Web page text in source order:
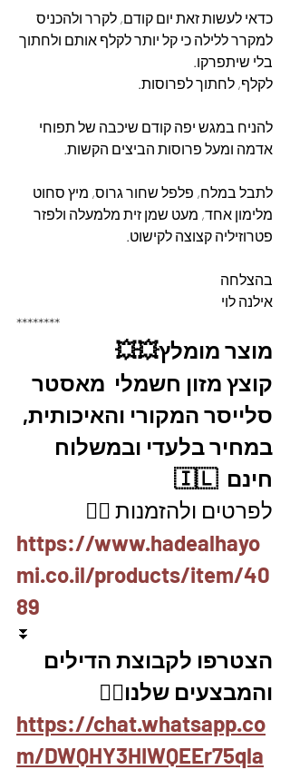
כדאי לעשות זאת יום קודם, לקרר ולהכניס
למקרר ללילה כי קל יותר לקלף אותם ולחתוך
בלי שיתפרקו.
לקלף, לחתוך לפרוסות.
להניח במגש יפה קודם שיכבה של תפוחי
אדמה ומעל פרוסות הביצים הקשות.
לתבל במלח, פלפל שחור גרוס, מיץ סחוט
מלימון אחד, מעט שמן זית מלמעלה ולפזר
פטרוזיליה קצוצה לקישוט.
בהצלחה
אילנה לוי
********
מוצר מומלץ💥💥
קוצץ מזון חשמלי  מאסטר
סלייסר המקורי והאיכותית,
במחיר בלעדי ובמשלוח
חינם  🇮🇱
לפרטים ולהזמנות 👇🏼
https://www.hadealhayo
mi.co.il/products/item/40
89
⏬
הצטרפו לקבוצת הדילים
והמבצעים שלנו👇🏽
https://chat.whatsapp.co
m/DWQHY3HIWQEEr75qla